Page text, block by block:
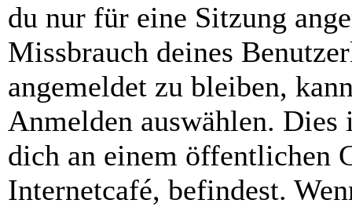
du nur für eine Sitzung
Missbrauch deines
angemeldet zu bleiben,
Anmelden auswählen.
dich an einem öffentlichen
Internetcafé, befindest.